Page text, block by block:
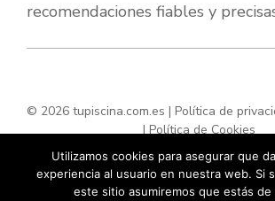
recomendaciones fiables y
© 2026 tupiscina.com.es | Política de
|Política de Cookies
Utilizamos cookies para asegurar que
experiencia al usuario en nuestra web. Si
este sitio asumiremos que estás de